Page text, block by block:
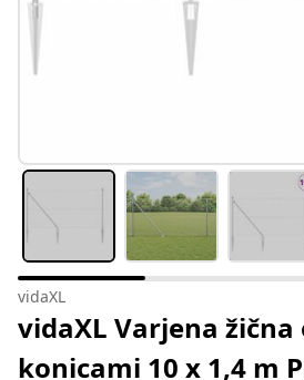
vidaXL
vidaXL Varjena žična
konicami 10 x 1,4 m